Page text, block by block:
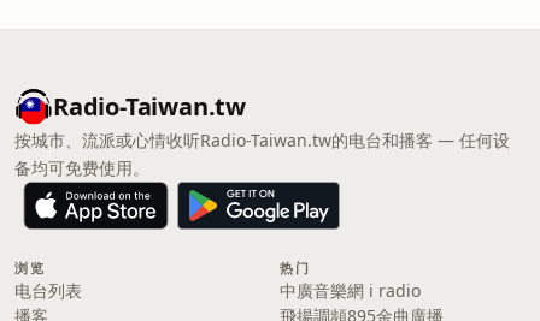
Radio-Taiwan.tw
按城市、流派或心情收听Radio-Taiwan.tw的电台和播客 — 任何设
备均可免费使用。
浏览
电台列表
播客
热门
中廣音樂網 i radio
飛揚調頻895金曲廣播